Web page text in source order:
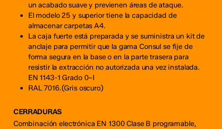
un acabado suave y previenen áreas de ataque.
El modelo 25 y superior tiene la capacidad de
almacenar carpetas A4.
La caja fuerte está preparada y se suministra un kit de
anclaje para permitir que la gama Consul se fije de
forma segura en la base o en la parte trasera para
resistir la extracción no autorizada una vez instalada.
EN 1143-1 Grado 0–I
RAL 7016.(Gris oscuro)
CERRADURAS
Combinación electrónica EN 1300 Clase B programable,